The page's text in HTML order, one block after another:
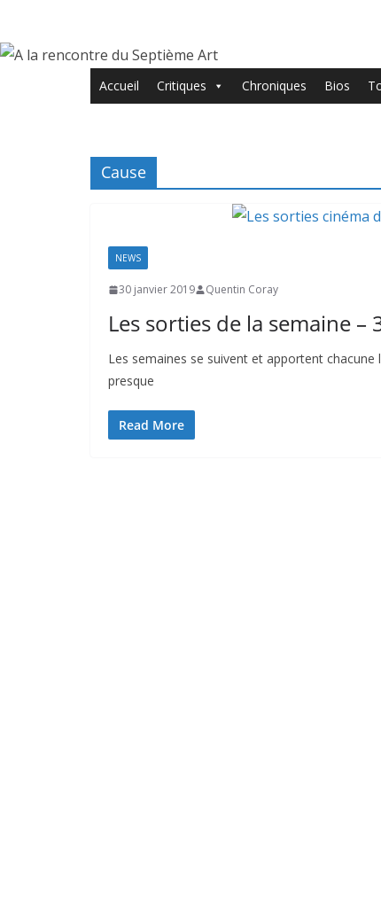
contenu
Accueil Critiques Chroniques Bios
Cause
NEWS
30 janvier 2019 Quentin Coray
Les sorties de la semaine –
Les semaines se suivent et apportent
presque
Read More